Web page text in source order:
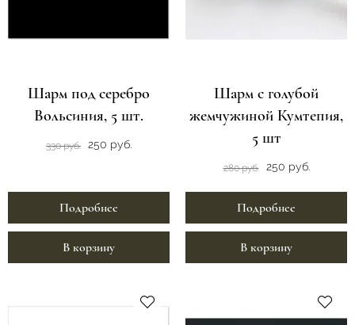
Шарм под серебро
Вольсиния, 5 шт.
330 руб. 250 руб.
Подробнее
В корзину
Шарм с голубой
жемчужиной Кумтепия,
5 шт
280 руб. 250 руб.
Подробнее
В корзину